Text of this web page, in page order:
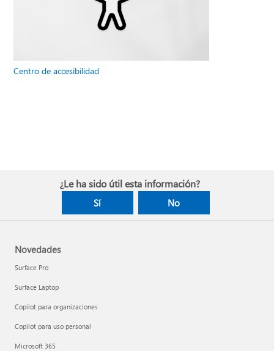
Centro de accesibilidad
¿Le ha sido útil esta información?
Sí No
Novedades
Surface Pro
Surface Laptop
Copilot para organizaciones
Copilot para uso personal
Microsoft 365